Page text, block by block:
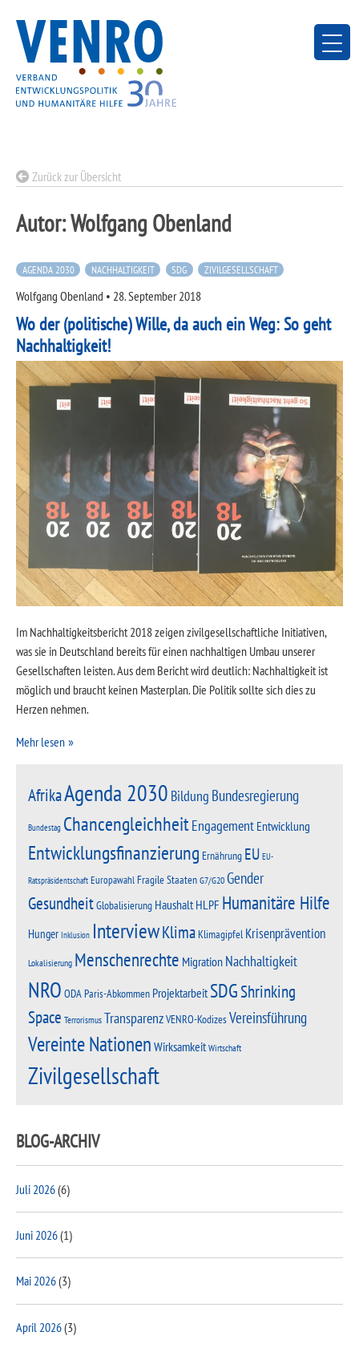
content
Zurück zur Übersicht
Autor:Wolfgang Obenland
AGENDA 2030 NACHHALTIGKEIT SDG ZIVILGESELLSCHAFT
Wolfgang Obenland • 28. September 2018
Wo der (politische) Wille, da auch ein Weg: So geht
Nachhaltigkeit!
Im Nachhaltigkeitsbericht 2018 zeigen zivilgesellschaftliche Initiativen,
was sie in Deutschland bereits für einen nachhaltigen Umbau unserer
Gesellschaften leisten. Aus dem Bericht wird deutlich: Nachhaltigkeit ist
möglich und braucht keinen Masterplan. Die Politik sollte sich dies zu
Herzen nehmen.
Mehr lesen
AfrikaAgenda 2030 Bildung Bundesregierung
Bundestag ChancengleichheitEngagement Entwicklung
Entwicklungsfinanzierung Ernährung EU EU-
Ratspräsidentschaft EuropawahlFragile StaatenG7/G20Gender
GesundheitGlobalisierung HaushaltHLPF Humanitäre Hilfe
Hunger Inklusion InterviewKlimaKlimagipfel Krisenprävention
Lokalisierung Menschenrechte Migration Nachhaltigkeit
NRO ODAParis-Abkommen ProjektarbeitSDGShrinking
Space TerrorismusTransparenzVENRO-KodizesVereinsführung
Vereinte Nationen Wirksamkeit Wirtschaft
Zivilgesellschaft
BLOG-ARCHIV
Juli 2026(6)
Juni 2026(1)
Mai 2026(3)
April 2026(3)